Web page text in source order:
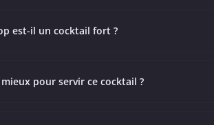
est-il un cocktail fort ?
pour servir ce cocktail ?